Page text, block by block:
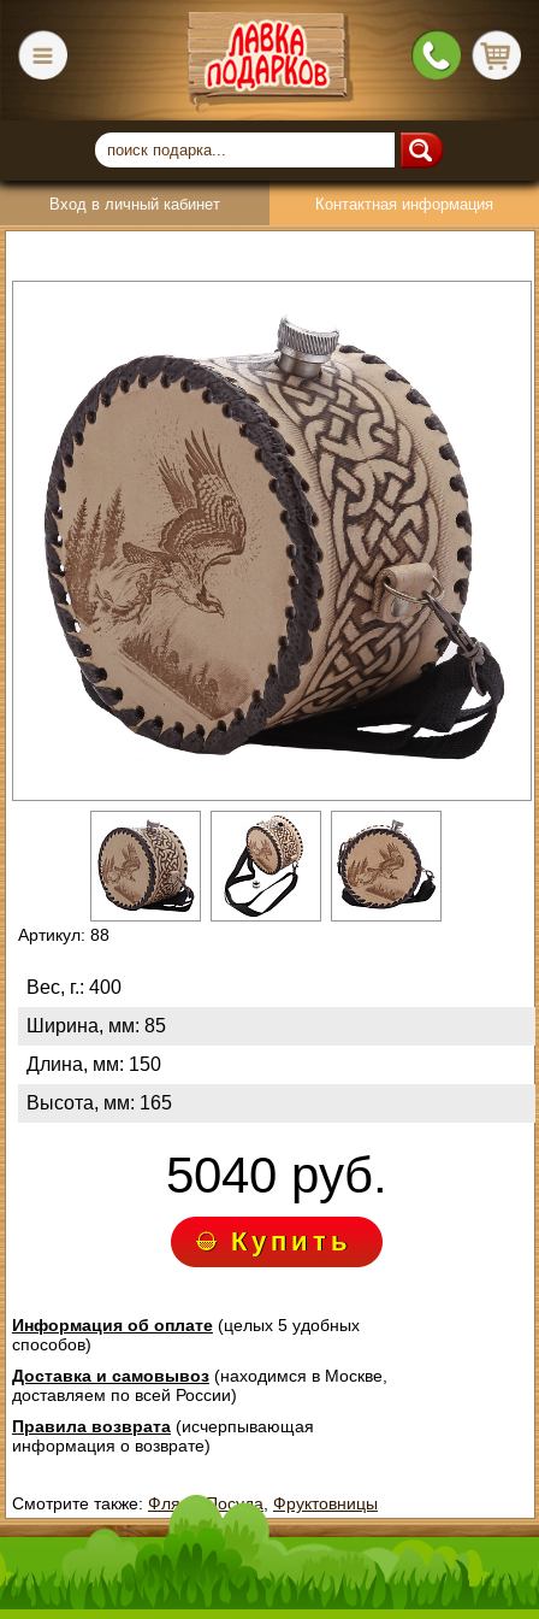
Вход в личный кабинет Контактная информация
Артикул: 88
Вес, г.: 400
Ширина, мм: 85
Длина, мм: 150
Высота, мм: 165
5040 руб.
Купить
Информация об оплате(целых 5 удобных
способов)
Доставка и самовывоз(находимся в Москве,
доставляем по всей России)
Правила возврата(исчерпывающая
информация о возврате)
Смотрите также: Фляги ,Посуда Фруктовницы